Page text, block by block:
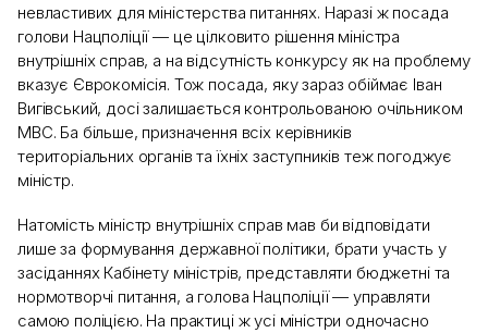
невластивих для міністерства питаннях. Наразі ж посада
голови Нацполіції — це цілковито рішення міністра
внутрішніх справ, а на відсутність конкурсу як на проблему
вказує Єврокомісія. Тож посада, яку зараз обіймає Іван
Вигівський, досі залишається контрольованою очільником
МВС. Ба більше, призначення всіх керівників
територіальних органів та їхніх заступників теж погоджує
міністр.
Натомість міністр внутрішніх справ мав би відповідати
лише за формування державної політики, брати участь у
засіданнях Кабінету міністрів, представляти бюджетні та
нормотворчі питання, а голова Нацполіції — управляти
самою поліцією. На практиці ж усі міністри одночасно